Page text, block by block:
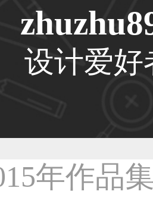
用
用
设计爱好